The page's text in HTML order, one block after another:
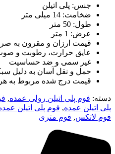
جنس: پلی اتیلن
ضخامت: 14 میلی متر
طول: 50 متر
عرض: 1 متر
قیمت ارزان و مقرون به
عایق حرارت، رطوبت و
غیر سمی و ضد حساسیت
حمل و نقل آسان به دلیل
قیمت درج شده مربوط به
دسته: فوم پلی اتیلن رولی عمده,
پلی اتیلن عمده, فوم پلی اتیلن
فوم لاتکس, فوم متری